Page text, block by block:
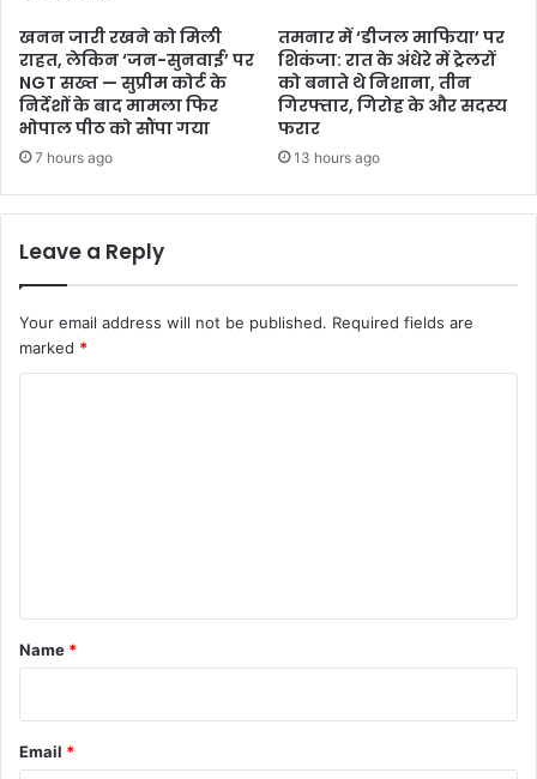
खनन जारी रखने को मिली
राहत, लेकिन ‘जन-सुनवाई’ पर
NGT सख्त — सुप्रीम कोर्ट के
निर्देशों के बाद मामला फिर
भोपाल पीठ को सौंपा गया
7 hours ago
तमनार में ‘डीजल माफिया’ पर
शिकंजा: रात के अंधेरे में ट्रेलरों
को बनाते थे निशाना, तीन
गिरफ्तार, गिरोह के और सदस्य
फरार
13 hours ago
Leave a Reply
Your email address will not be published. Required fields are
marked *
*
Name *
Email *